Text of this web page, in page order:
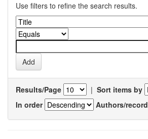
Use filters to refine the search results.
Results/Page | Sort items by
In order
Authors/record